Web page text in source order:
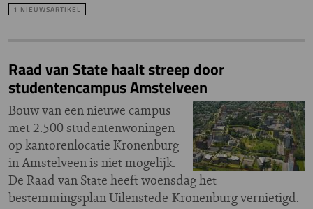
1 NIEUWSARTIKEL
Raad van State haalt streep door
studentencampus Amstelveen
Bouw van een nieuwe campus
met 2.500 studentenwoningen
op kantorenlocatie Kronenburg
in Amstelveen is niet mogelijk.
De Raad van State heeft woensdag het
bestemmingsplan Uilenstede-Kronenburg vernietigd.